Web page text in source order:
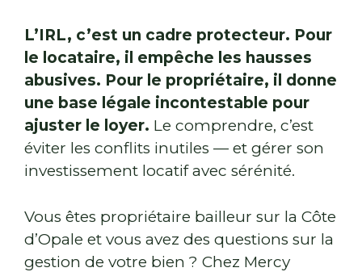
L’IRL, c’est un cadre protecteur. Pour
le locataire, il empêche les hausses
abusives. Pour le propriétaire, il donne
une base légale incontestable pour
ajuster le loyer. Le comprendre, c’est
éviter les conflits inutiles — et gérer son
investissement locatif avec sérénité.
Vous êtes propriétaire bailleur sur la Côte
d’Opale et vous avez des questions sur la
gestion de votre bien ? Chez Mercy